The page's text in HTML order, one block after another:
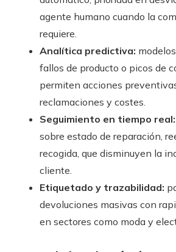
agente humano cuando la
requiere.
Analítica predictiva:
fallos de producto o picos de
permiten acciones
reclamaciones y costes.
Seguimiento en tiempo real:
sobre estado de reparación,
recogida, que disminuyen la
cliente.
Etiquetado y trazabilidad:
devoluciones masivas con
en sectores como moda y